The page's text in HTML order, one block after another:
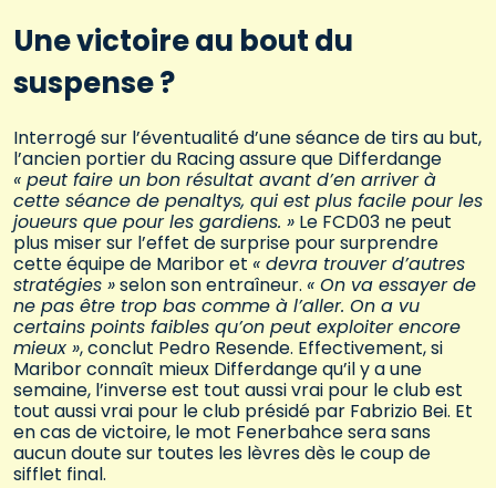
Une victoire au bout du
suspense ?
Interrogé sur l’éventualité d’une séance de tirs au but,
l’ancien portier du Racing assure que Differdange
« peut faire un bon résultat avant d’en arriver à
cette séance de penaltys, qui est plus facile pour les
joueurs que pour les gardiens. » Le FCD03 ne peut
plus miser sur l’effet de surprise pour surprendre
cette équipe de Maribor et « devra trouver d’autres
stratégies »selon son entraîneur. « On va essayer de
ne pas être trop bas comme à l’aller. On a vu
certains points faibles qu’on peut exploiter encore
mieux », conclut Pedro Resende. Effectivement, si
Maribor connaît mieux Differdange qu’il y a une
semaine, l’inverse est tout aussi vrai pour le club est
tout aussi vrai pour le club présidé par Fabrizio Bei. Et
en cas de victoire, le mot Fenerbahce sera sans
aucun doute sur toutes les lèvres dès le coup de
sifflet final.